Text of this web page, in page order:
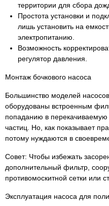
территории для сбора
Простота установки и
лишь установить на
электропитанию.
Возможность
регулятор давления.
Монтаж бочкового насоса
Большинство моделей
оборудованы встроенным
попаданию в
частиц. Но, как показывает
потому нуждаются в
Совет: Чтобы избежать
дополнительный фильтр,
противомоскитной сетки или
Эксплуатация насоса для